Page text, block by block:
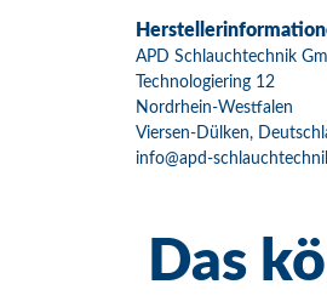
APD Schlauchtechnik
Technologiering 12
Nordrhein-Westfalen
Viersen-Dülken,
info@apd-
Das